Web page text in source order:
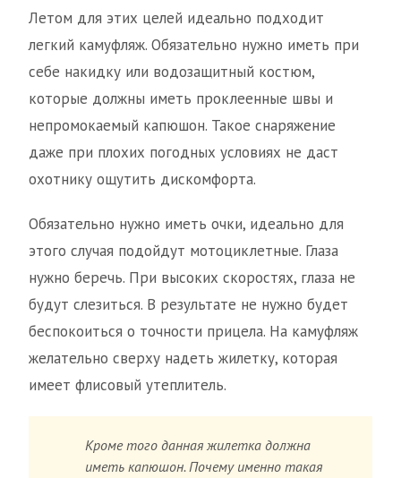
Летом для этих целей идеально подходит
легкий камуфляж. Обязательно нужно иметь при
себе накидку или водозащитный костюм,
которые должны иметь проклеенные швы и
непромокаемый капюшон. Такое снаряжение
даже при плохих погодных условиях не даст
охотнику ощутить дискомфорта.
Обязательно нужно иметь очки, идеально для
этого случая подойдут мотоциклетные. Глаза
нужно беречь. При высоких скоростях, глаза не
будут слезиться. В результате не нужно будет
беспокоиться о точности прицела. На камуфляж
желательно сверху надеть жилетку, которая
имеет флисовый утеплитель.
Кроме того данная жилетка должна
иметь капюшон. Почему именно такая